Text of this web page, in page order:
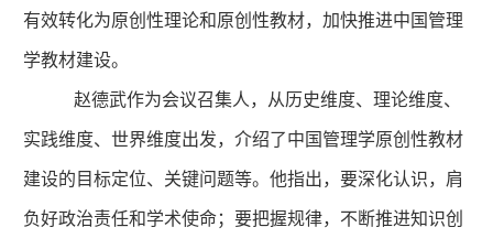
有效转化为原创性理论和原创性教材，加快推进中国管理
学教材建设。
赵德武作为会议召集人，从历史维度、理论维度、
实践维度、世界维度出发，介绍了中国管理学原创性教材
建设的目标定位、关键问题等。他指出，要深化认识，肩
负好政治责任和学术使命；要把握规律，不断推进知识创